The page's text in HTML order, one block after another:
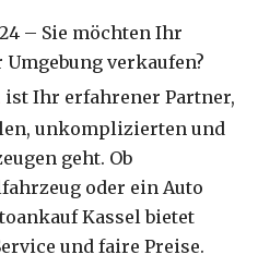
– Sie möchten Ihr
verkaufen?
ist Ihr erfahrener Partner,
unkomplizierten und
geht. Ob
oder ein Auto
Kassel bietet
und faire Preise.